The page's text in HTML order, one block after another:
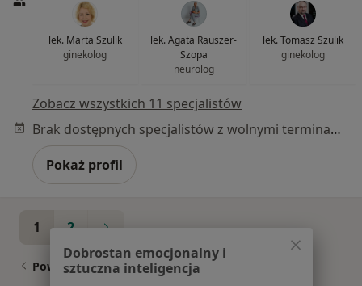
lek. Marta Szulik
ginekolog
lek. Agata Rauszer-
Szopa
neurolog
lek. Tomasz Szulik
ginekolog
Zobacz wszystkich 11 specjalistów
Brak dostępnych specjalistów z wolnymi terminami w tym centrum medycznym.
Pokaż profil
1 2
Powiązane wyszukiwania
Dobrostan emocjonalny i
sztuczna inteligencja